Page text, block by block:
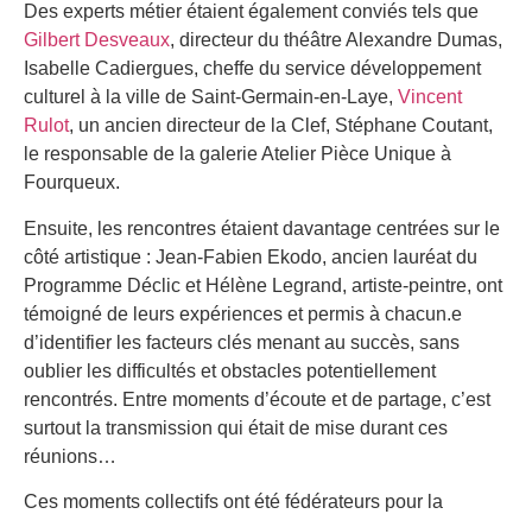
Des experts métier étaient également conviés tels que
Gilbert Desveaux, directeur du théâtre Alexandre Dumas,
Isabelle Cadiergues, cheffe du service développement
culturel à la ville de Saint-Germain-en-Laye, Vincent
Rulot, un ancien directeur de la Clef, Stéphane Coutant,
le responsable de la galerie Atelier Pièce Unique à
Fourqueux.
Ensuite, les rencontres étaient davantage centrées sur le
côté artistique : Jean-Fabien Ekodo, ancien lauréat du
Programme Déclic et Hélène Legrand, artiste-peintre, ont
témoigné de leurs expériences et permis à chacun.e
d’identifier les facteurs clés menant au succès, sans
oublier les difficultés et obstacles potentiellement
rencontrés. Entre moments d’écoute et de partage, c’est
surtout la transmission qui était de mise durant ces
réunions…
Ces moments collectifs ont été fédérateurs pour la